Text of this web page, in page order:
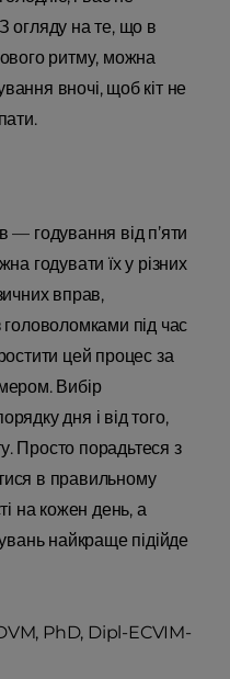
огляду на те, що в
ритму, можна
вночі, щоб кіт не
— годування від п’яти
годувати їх у різних
вправ,
головоломками під час
цей процес за
Вибір
дня і від того,
Просто порадьтеся з
в правильному
на кожен день, а
найкраще підійде
PhD, Dipl-ECVIM-